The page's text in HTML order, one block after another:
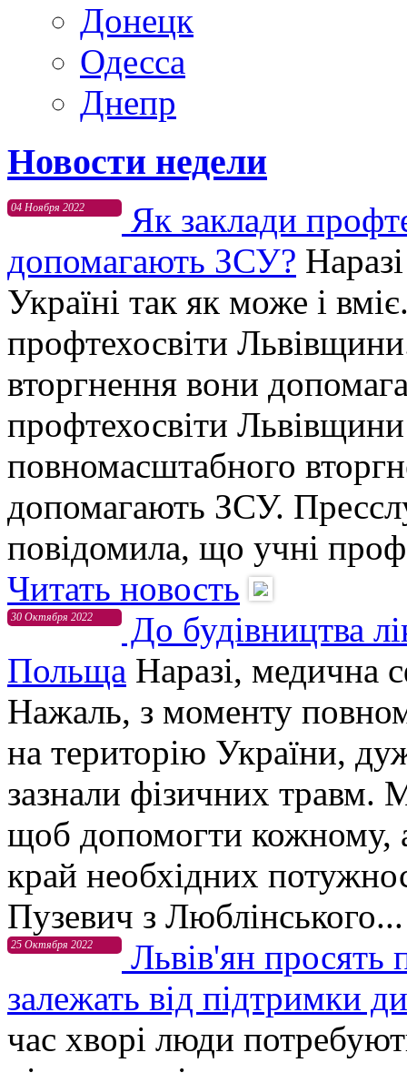
Донецк
Одесса
Днепр
Новости недели
04 Ноября 2022
Як заклади
допомагають ЗСУ?
Україні так як може і
профтехосвіти
вторгнення вони
профтехосвіти
повномасштабного
допомагають ЗСУ.
повідомила, що учні
Читать новость
30 Октября 2022
До будівництва
Польща Наразі, медична
Нажаль, з моменту
на територію України,
зазнали фізичних травм.
щоб допомогти кожному,
край необхідних
Пузевич з Люблінського...
25 Октября 2022
Львів'ян просять
залежать від підтримки
час хворі люди